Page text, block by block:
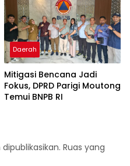
Daerah
Mitigasi Bencana Jadi
Fokus, DPRD Parigi Moutong
Temui BNPB RI
Ruas yang